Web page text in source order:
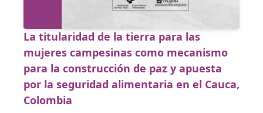
La titularidad de la tierra para las
mujeres campesinas como mecanismo
para la construcción de paz y apuesta
por la seguridad alimentaria en el Cauca,
Colombia